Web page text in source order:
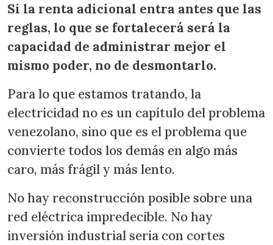
Si la renta adicional entra antes que las
reglas, lo que se fortalecerá será la
capacidad de administrar mejor el
mismo poder, no de desmontarlo.
Para lo que estamos tratando, la
electricidad no es un capítulo del problema
venezolano, sino que es el problema que
convierte todos los demás en algo más
caro, más frágil y más lento.
No hay reconstrucción posible sobre una
red eléctrica impredecible. No hay
inversión industrial seria con cortes